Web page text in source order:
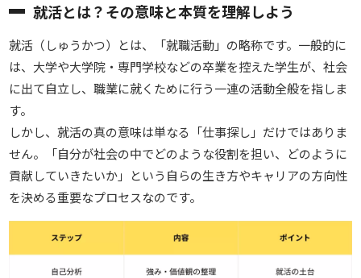
就活とは？その意味と本質を理解しよう
就活（しゅうかつ）とは、「就職活動」の略称です。一般的に
は、大学や大学院・専門学校などの卒業を控えた学生が、社会
に出て自立し、職業に就くために行う一連の活動全般を指しま
す。
しかし、就活の真の意味は単なる「仕事探し」だけではありま
せん。
「自分が社会の中でどのような役割を担い、どのように
貢献していきたいか」という自らの生き方やキャリアの方向性
を決める重要なプロセスなのです。